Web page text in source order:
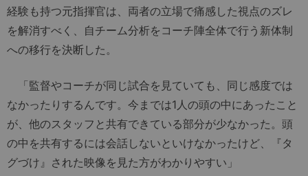
経験も持つ元指揮官は、両者の立場で痛感した視点のズレ
を解消すべく、自チーム分析をコーチ陣全体で行う新体制
への移行を決断した。
「監督やコーチが同じ試合を見ていても、同じ感度では
なかったりするんです。今までは1人の頭の中にあったこと
が、他のスタッフと共有できている部分が少なかった。頭
の中を共有するには会話しないといけなかったけど、『タ
グづけ』された映像を見た方がわかりやすい」